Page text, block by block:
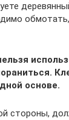
основе.
стороны,